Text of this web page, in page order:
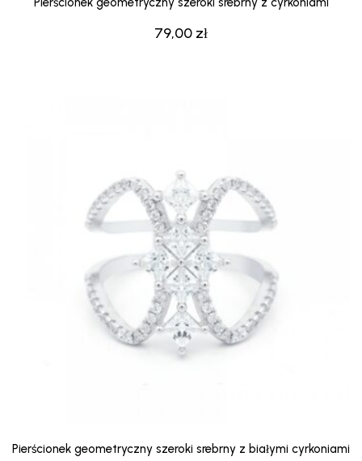
79,00 zł
Pierścionek geometryczny szeroki srebrny z białymi cyrkoniami